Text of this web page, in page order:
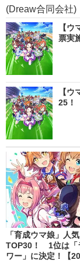
(Dreaw合同会社)
【
票実
【
25！
「育成ウマ娘」人
TOP30！ 1位は「
ワー」に決定！【